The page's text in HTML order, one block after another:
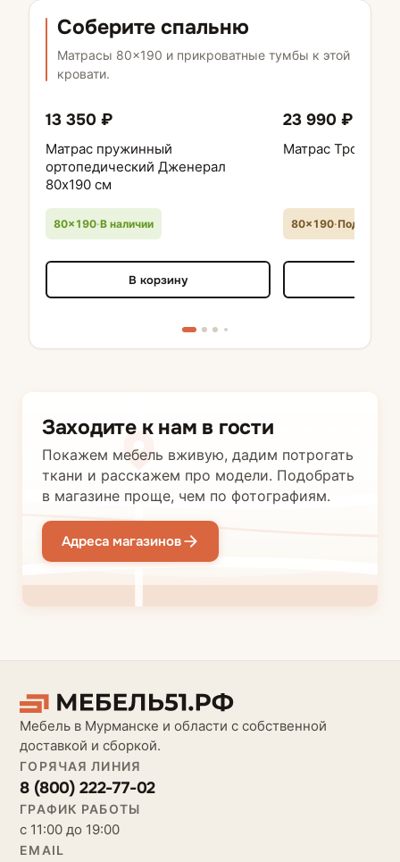
Соберите спальню
Матрасы 80×190 и прикроватные тумбы к этой
кровати.
13 350 ₽
Матрас пружинный
ортопедический Дженерал
80х190 см
80×190·В наличии
В корзину
23 990 ₽
Матрас
80×190·Под заказ
Заходите к нам в гости
Покажем мебель вживую, дадим потрогать
ткани и расскажем про модели. Подобрать
в магазине проще, чем по фотографиям.
Адреса магазинов
Мебель в Мурманске и области с собственной
доставкой и сборкой.
ГОРЯЧАЯ ЛИНИЯ
8 (800) 222-77-02
ГРАФИК РАБОТЫ
с 11:00 до 19:00
EMAIL